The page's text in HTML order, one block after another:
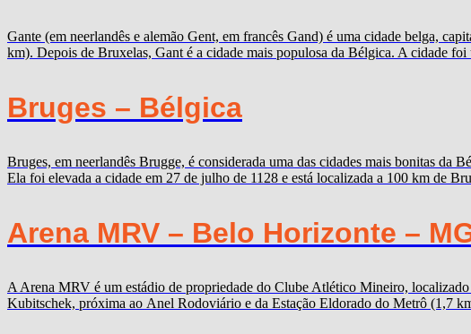
Gante (em neerlandês e alemão Gent, em francês Gand) é uma cidade belga,
km). Depois de Bruxelas, Gant é a cidade mais populosa da Bélgica. A cidade
Bruges – Bélgica
Bruges, em neerlandês Brugge, é considerada uma das cidades mais bonitas da
Ela foi elevada a cidade em 27 de julho de 1128 e está localizada a 100 km de
Arena MRV – Belo Horizonte –
A Arena MRV é um estádio de propriedade do Clube Atlético Mineiro,
Kubitschek, próxima ao Anel Rodoviário e da Estação Eldorado do Metrô (1,7